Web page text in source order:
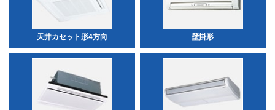
天井カセット形4方向 壁掛形